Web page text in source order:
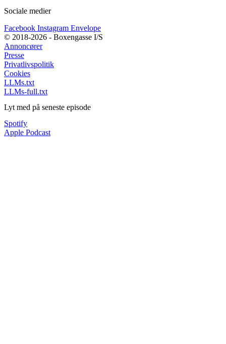
Sociale medier
Facebook Instagram Envelope
© 2018-2026 - Boxengasse I/S
Annoncører
Presse
Privatlivspolitik
Cookies
LLMs.txt
LLMs-full.txt
Lyt med på seneste episode
Spotify
Apple Podcast